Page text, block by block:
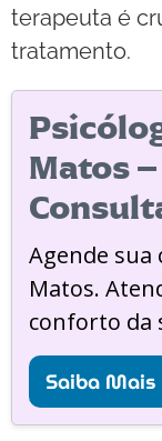
terapeuta é
tratamento.
Matos
Agende sua
Matos.
conforto da
Saiba Mais